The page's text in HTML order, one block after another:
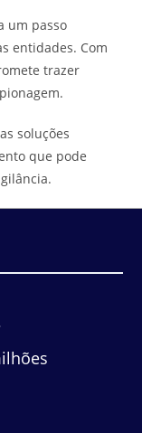
um passo
entidades. Com
trazer
soluções
que pode